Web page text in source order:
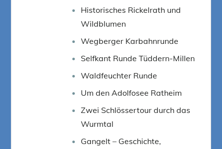
Historisches Rickelrath und
Wildblumen
Wegberger Karbahnrunde
Selfkant Runde Tüddern-Millen
Waldfeuchter Runde
Um den Adolfosee Ratheim
Zwei Schlössertour durch das
Wurmtal
Gangelt – Geschichte,